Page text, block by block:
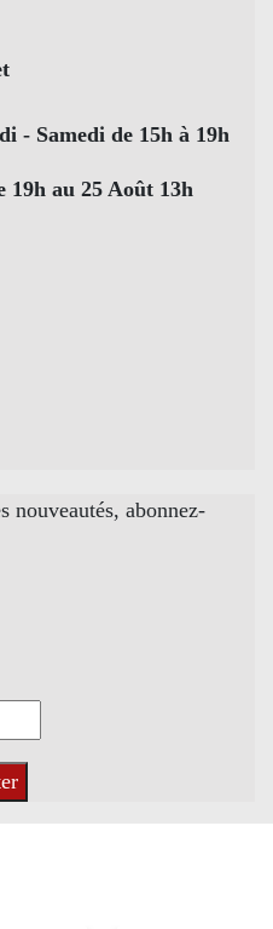
- Samedi de 15h à 19h
19h au 25 Août 13h
nouveautés, abonnez-